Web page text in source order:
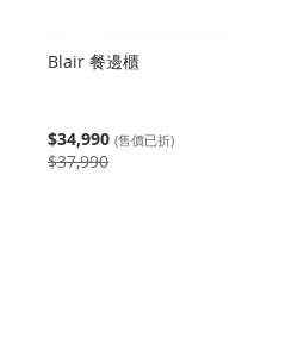
Blair 餐邊櫃
$34,990 (售價已折)
$37,990